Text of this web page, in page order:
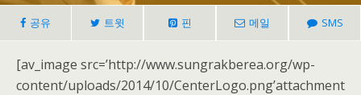
공유 트윗 핀 메일 SMS
[av_image src=’http://www.sungrakberea.org/wp-
content/uploads/2014/10/CenterLogo.png’attachment